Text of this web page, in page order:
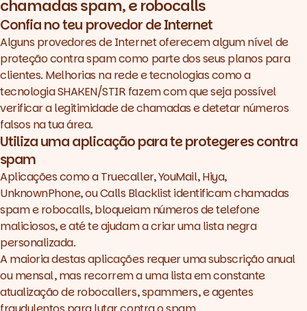
chamadas spam, e robocalls
Confia no teu provedor de Internet
Alguns provedores de Internet oferecem algum nível de
proteção contra spam como parte dos seus planos para
clientes. Melhorias na rede e tecnologias como a
tecnologia SHAKEN/STIR fazem com que seja possível
verificar a legitimidade de chamadas e detetar números
falsos na tua área.
Utiliza uma aplicação para te protegeres contra
spam
Aplicações como a Truecaller, YouMail, Hiya,
UnknownPhone, ou Calls Blacklist identificam chamadas
spam e robocalls, bloqueiam números de telefone
maliciosos, e até te ajudam a criar uma lista negra
personalizada.
A maioria destas aplicações requer uma subscrição anual
ou mensal, mas recorrem a uma lista em constante
atualização de robocallers, spammers, e agentes